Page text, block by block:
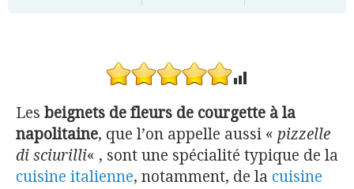
Les beignets de fleurs de courgette à la
napolitaine, que l’on appelle aussi « pizzelle
di sciurilli« , sont une spécialité typique de la
cuisine italienne, notamment, de la cuisine